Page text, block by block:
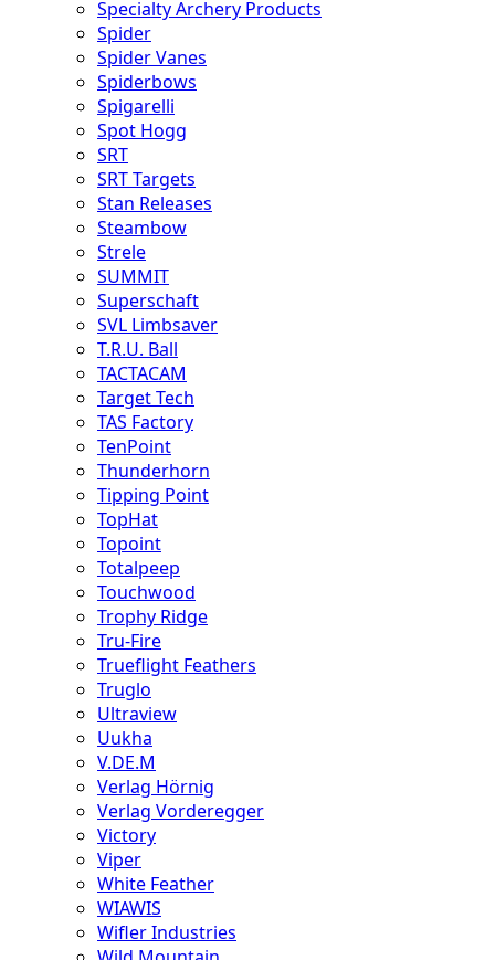
Specialty Archery Products
Spider
Spider Vanes
Spiderbows
Spigarelli
Spot Hogg
SRT
SRT Targets
Stan Releases
Steambow
Strele
SUMMIT
Superschaft
SVL Limbsaver
T.R.U. Ball
TACTACAM
Target Tech
TAS Factory
TenPoint
Thunderhorn
Tipping Point
TopHat
Topoint
Totalpeep
Touchwood
Trophy Ridge
Tru-Fire
Trueflight Feathers
Truglo
Ultraview
Uukha
V.DE.M
Verlag Hörnig
Verlag Vorderegger
Victory
Viper
White Feather
WIAWIS
Wifler Industries